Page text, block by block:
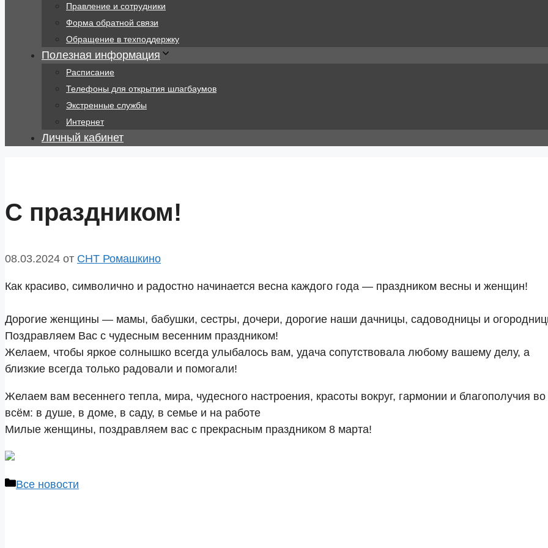
Правление и сотрудники
Форма обратной связи
Обращение в техподдержку
Полезная информация
Расписание
Телефоны для открытия шлагбаумов
Экстренные службы
Интернет
Личный кабинет
С праздником!
08.03.2024 от СНТ Ромашкино
Как красиво, символично и радостно начинается весна каждого года — праздником весны и женщин!
Дорогие женщины — мамы, бабушки, сестры, дочери, дорогие наши дачницы, садоводницы и
Поздравляем Вас с чудесным весенним праздником!
Желаем, чтобы яркое солнышко всегда улыбалось вам, удача сопутствовала любому вашему делу, а
близкие всегда только радовали и помогали!
Желаем вам весеннего тепла, мира, чудесного настроения, красоты вокруг, гармонии и благополучия во
всём: в душе, в доме, в саду, в семье и на работе
Милые женщины, поздравляем вас с прекрасным праздником 8 марта!
Рубрики
Все новости